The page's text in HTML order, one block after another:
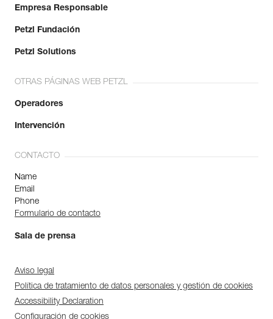
Empresa Responsable
Petzl Fundación
Petzl Solutions
OTRAS PÁGINAS WEB PETZL
Operadores
Intervención
CONTACTO
Name
Email
Phone
Formulario de contacto
Sala de prensa
Aviso legal
Política de tratamiento de datos personales y gestión de cookies
Accessibility Declaration
Configuración de cookies